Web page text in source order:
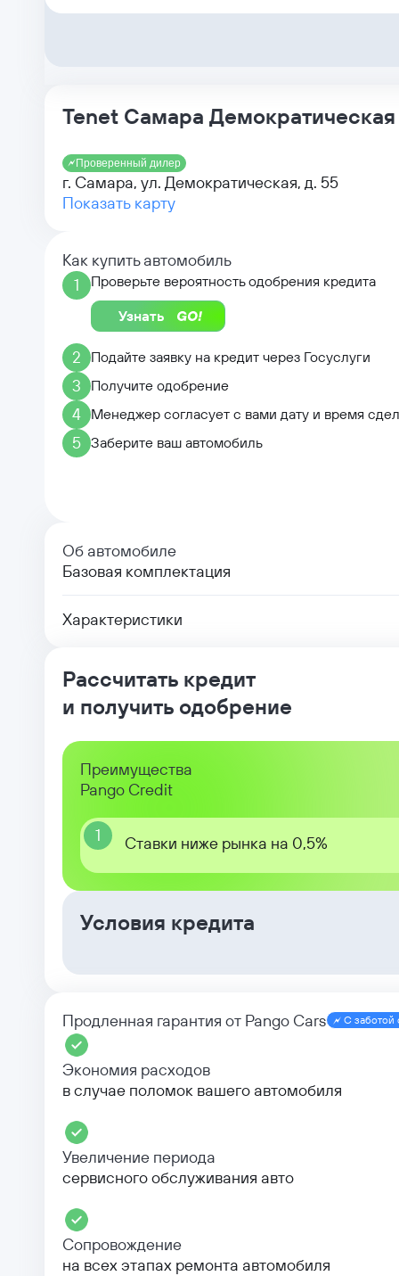
Tenet Самара
Проверенный дилер
г. Самара, ул. Демократическая, д. 55
Показать карту
Как купить автомобиль
1
Проверьте вероятность одобрения кредита
Узнать
2 Подайте заявку на кредит через Госуслуги
3 Получите одобрение
4 Менеджер согласует с вами дату и время
5 Заберите ваш автомобиль
Об автомобиле
Базовая комплектация
Характеристики
Рассчитать кредит
и получить одобрение
Преимущества
Pango Credit
1 Ставки ниже рынка на 0,5%
Условия кредита
Продленная гарантия от Pango Cars С заботой
Экономия расходов
в случае поломок вашего автомобиля
Увеличение периода
сервисного обслуживания авто
Сопровождение
на всех этапах ремонта автомобиля